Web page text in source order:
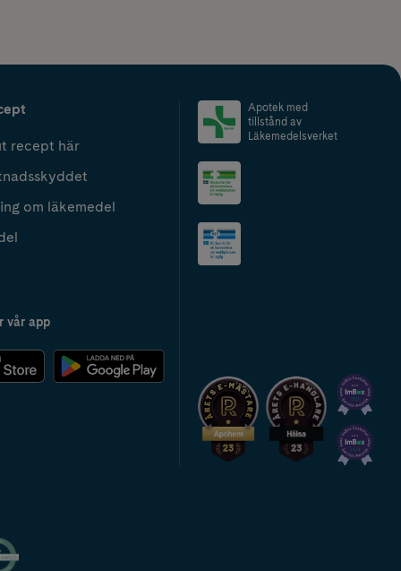
recept här
om läkemedel
vår app
Apotek med
tillstånd av
Läkemedelsverket
2024